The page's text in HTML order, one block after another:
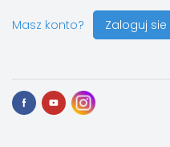
Masz konto? Zaloguj sie